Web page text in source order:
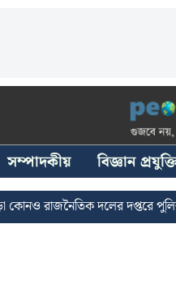
সম্পাদকীয় বিজ্ঞান
দলের দপ্তরে পুলিশ ঢুকতে